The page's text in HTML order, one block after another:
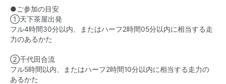
●ご参加の目安
①天下茶屋出発
フル4時間30分以内、またはハーフ2時間05分以内に相当する走
力のあるかた
②千代田合流
フル5時間以内、またはハーフ2時間10分以内に相当する走力の
あるかた